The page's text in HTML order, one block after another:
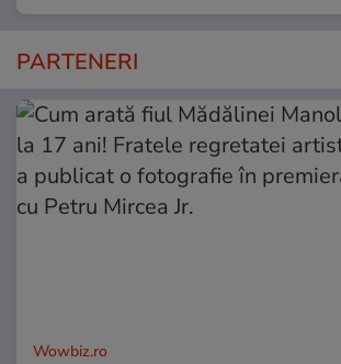
PARTENERI
Wowbiz.ro